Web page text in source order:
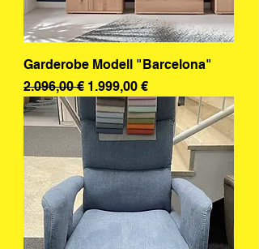
Garderobe Modell "Barcelona"
Standardpreis
2.096,00 € Sale-Preis
1.999,00 €